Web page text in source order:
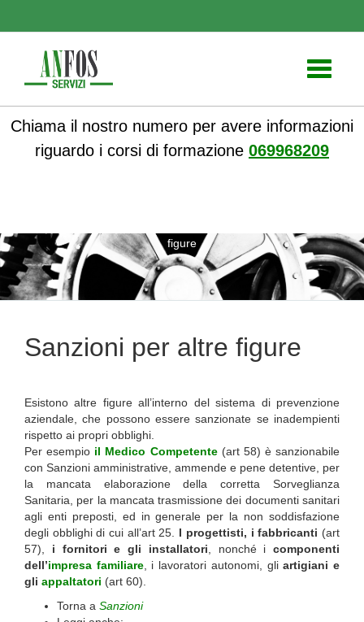
Toggle
Chiama il nostro numero per avere informazioni
riguardo i corsi di formazione 069968209
figure
Sanzioni per altre figure
Esistono altre figure all’interno del sistema di prevenzione
aziendale, che possono essere sanzionate se inadempienti
rispetto ai propri obblighi.
Per esempio il Medico Competente(art 58) è sanzionabile
con Sanzioni amministrative, ammende e pene detentive, per
la mancata elaborazione della corretta Sorveglianza
Sanitaria, per la mancata trasmissione dei documenti sanitari
agli enti preposti, ed in generale per la non soddisfazione
degli obblighi di cui all’art 25. I progettisti, i fabbricanti (art
57), i fornitori e gli installatori , nonché i componenti
dell’impresa familiare, i lavoratori autonomi, gliartigiani e
gli appaltatori (art 60).
Torna a Sanzioni